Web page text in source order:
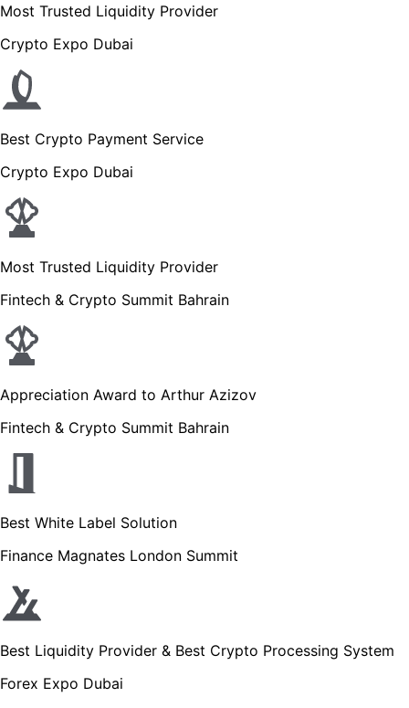
Most Trusted Liquidity Provider
Crypto Expo Dubai
Best Crypto Payment Service
Crypto Expo Dubai
Most Trusted Liquidity Provider
Fintech & Crypto Summit Bahrain
Appreciation Award to Arthur Azizov
Fintech & Crypto Summit Bahrain
Best White Label Solution
Finance Magnates London Summit
Best Liquidity Provider & Best Crypto Processing System
Forex Expo Dubai